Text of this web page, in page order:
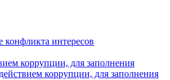
интересов
коррупции, для заполнения
коррупции, для заполнения